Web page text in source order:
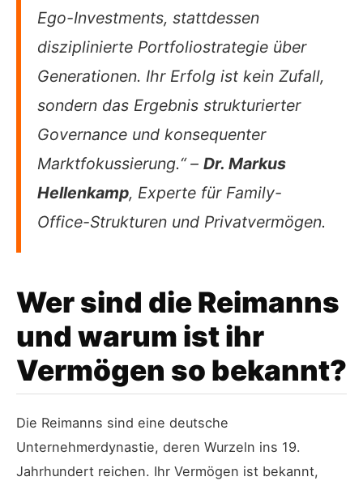
Ego-Investments, stattdessen
disziplinierte Portfoliostrategie über
Generationen. Ihr Erfolg ist kein Zufall,
sondern das Ergebnis strukturierter
Governance und konsequenter
Marktfokussierung.“ – Dr. Markus
Hellenkamp, Experte für Family-
Office-Strukturen und Privatvermögen.
Wer sind die Reimanns
und warum ist ihr
Vermögen so bekannt?
Die Reimanns sind eine deutsche
Unternehmerdynastie, deren Wurzeln ins 19.
Jahrhundert reichen. Ihr Vermögen ist bekannt,